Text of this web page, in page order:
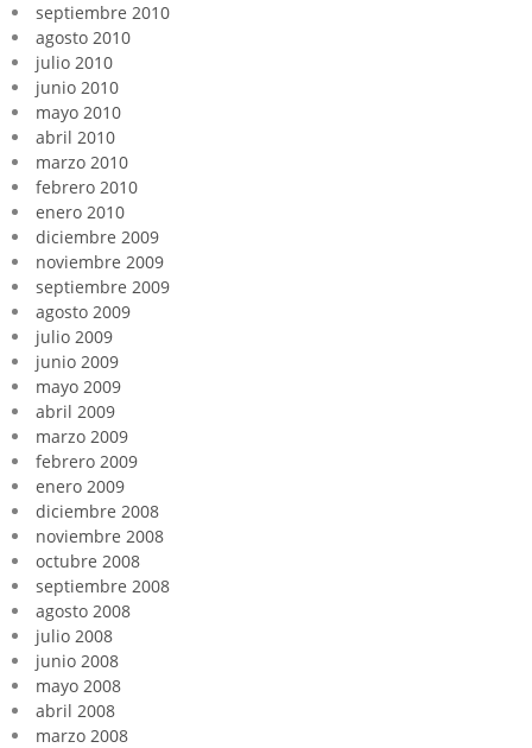
septiembre 2010
agosto 2010
julio 2010
junio 2010
mayo 2010
abril 2010
marzo 2010
febrero 2010
enero 2010
diciembre 2009
noviembre 2009
septiembre 2009
agosto 2009
julio 2009
junio 2009
mayo 2009
abril 2009
marzo 2009
febrero 2009
enero 2009
diciembre 2008
noviembre 2008
octubre 2008
septiembre 2008
agosto 2008
julio 2008
junio 2008
mayo 2008
abril 2008
marzo 2008